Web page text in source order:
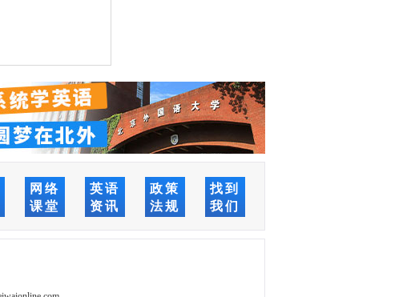
网络
课堂
英语
资讯
政策
法规
找到
我们